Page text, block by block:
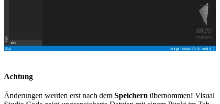
Achtung
Änderungen werden erst nach dem Speichern übernommen! Visual